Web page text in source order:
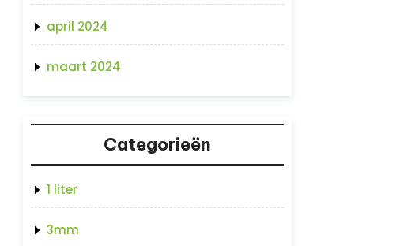
april 2024
maart 2024
Categorieën
1 liter
3mm